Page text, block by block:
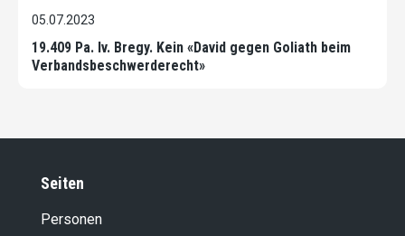
05.07.2023
19.409 Pa. Iv. Bregy. Kein «David gegen Goliath beim
Verbandsbeschwerderecht»
Seiten
Personen